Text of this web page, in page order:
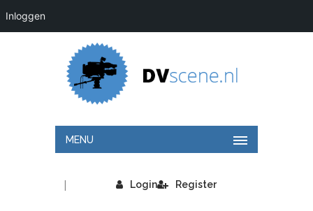
Inloggen
MENU
Login
| Register